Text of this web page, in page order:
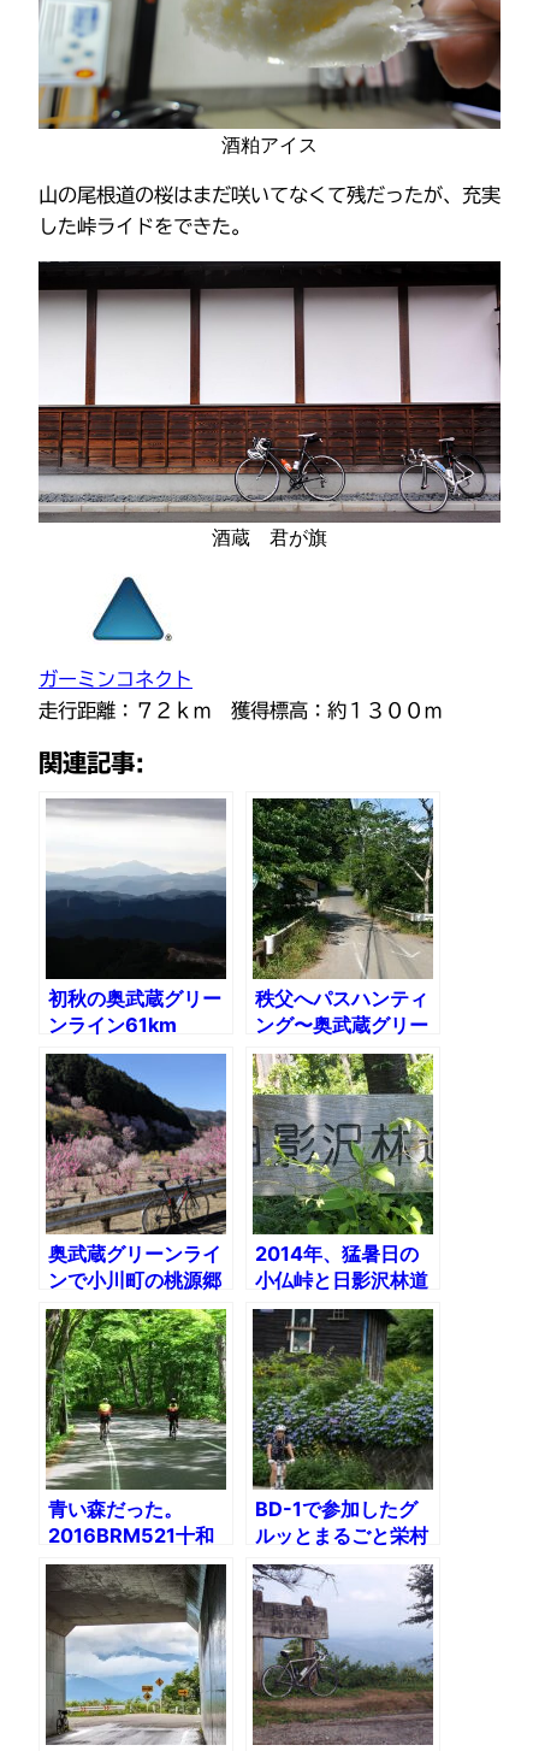
酒粕アイス
山の尾根道の桜はまだ咲いてなくて残だったが、充実
した峠ライドをできた。
酒蔵 君が旗
ガーミンコネクト
走行距離：７２ｋｍ 獲得標高：約１３００ｍ
関連記事:
初秋の奥武蔵グリー
ンライン61km
秩父へパスハンティ
ング〜奥武蔵グリー
ンライン
奥武蔵グリーンライ
ンで小川町の桃源郷
へ。ライド後は麦雑
穀工房で癒やされる
2014年、猛暑日の
小仏峠と日影沢林道
に行く
青い森だった。
2016BRM521十和
田クラシック200
BD-1で参加したグ
ルッとまるごと栄村
サイクリング
2011（2）秋山郷サ
イクリング